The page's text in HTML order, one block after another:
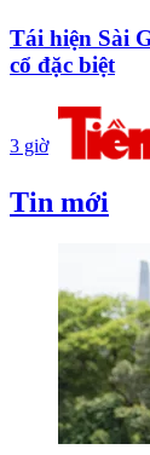
Tái hiện Sài
cổ đặc biệt
3 giờ
Tin mới